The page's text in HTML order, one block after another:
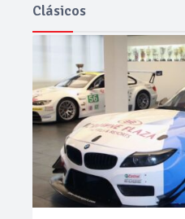
Clásicos